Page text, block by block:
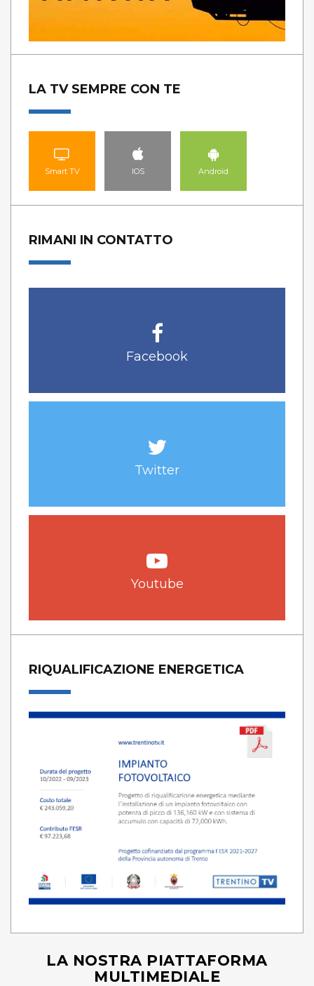
LA TV SEMPRE CON TE
Smart TV IOS Android
RIMANI IN CONTATTO
Facebook
Twitter
Youtube
RIQUALIFICAZIONE ENERGETICA
LA NOSTRA PIATTAFORMA
MULTIMEDIALE